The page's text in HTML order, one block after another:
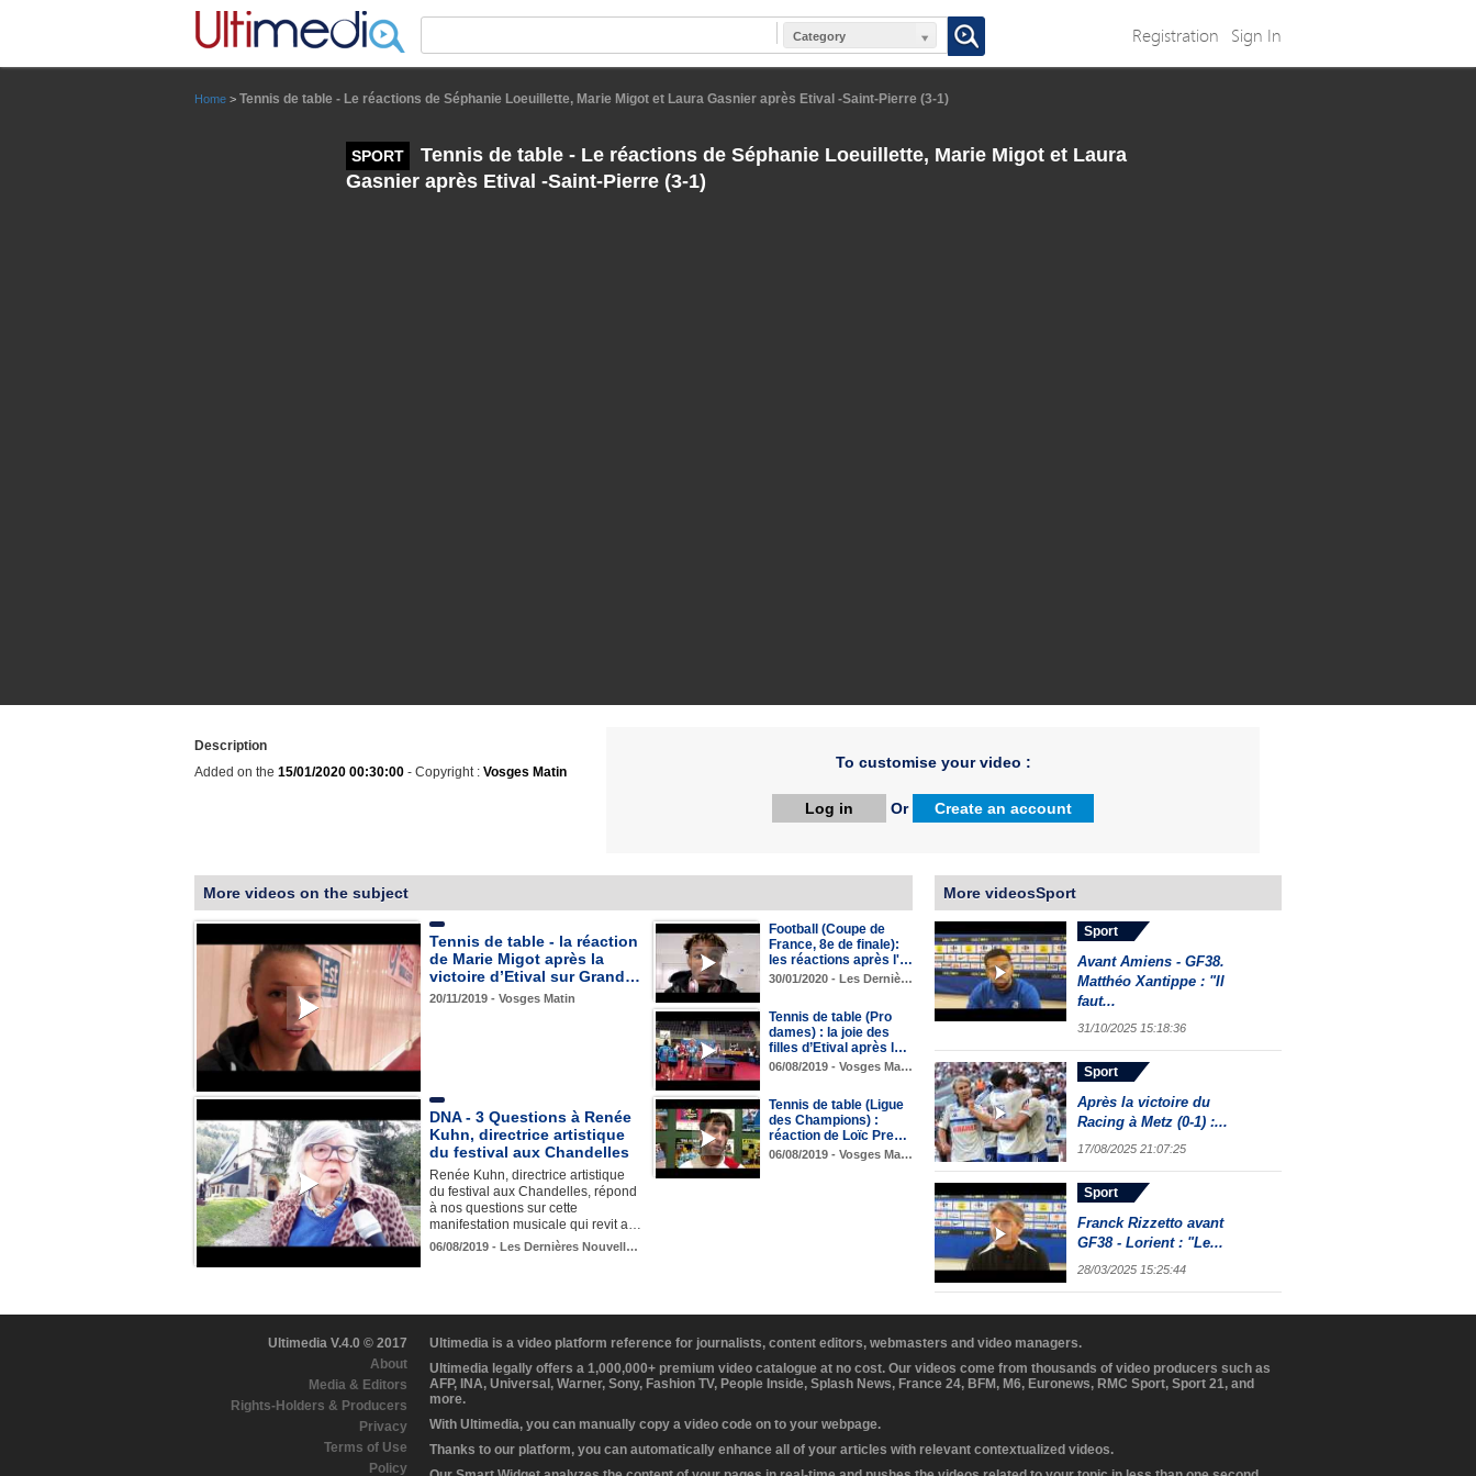
Category Registration Sign In
Home > Tennis de table - Le réactions de Séphanie Loeuillette, Marie Migot et Laura Gasnier après Etival -Saint-Pierre (3-1)
SPORT
Tennis de table - Le réactions de Séphanie Loeuillette, Marie Migot et Laura
Gasnier après Etival -Saint-Pierre (3-1)
Description
Added on the 15/01/2020 00:30:00 - Copyright : Vosges Matin
To customise your video :
Log in Or Create an account
More videos on the subject
Tennis de table - la réaction
de Marie Migot après la
victoire d’Etival sur Grand…
20/11/2019 - Vosges Matin
Football (Coupe de
France, 8e de finale):
les réactions après l'…
30/01/2020 - Les Derniè…
Tennis de table (Pro
dames) : la joie des
filles d’Etival après l…
06/08/2019 - Vosges Ma…
DNA - 3 Questions à Renée
Kuhn, directrice artistique
du festival aux Chandelles
Renée Kuhn, directrice artistique
du festival aux Chandelles, répond
à nos questions sur cette
manifestation musicale qui revit a…
06/08/2019 - Les Dernières Nouvell…
Tennis de table (Ligue
des Champions) :
réaction de Loïc Pre…
06/08/2019 - Vosges Ma…
More videosSport
Sport
Avant Amiens - GF38.
Matthéo Xantippe : "Il
faut...
31/10/2025 15:18:36
Sport
Après la victoire du
Racing à Metz (0-1) :...
17/08/2025 21:07:25
Sport
Franck Rizzetto avant
GF38 - Lorient : "Le...
28/03/2025 15:25:44
Ultimedia V.4.0 © 2017
About
Media & Editors
Rights-Holders & Producers
Privacy
Terms of Use
Policy
Ultimedia is a video platform reference for journalists, content editors, webmasters and video managers.
Ultimedia legally offers a 1,000,000+ premium video catalogue at no cost. Our videos come from thousands of video producers such as
AFP, INA, Universal, Warner, Sony, Fashion TV, People Inside, Splash News, France 24, BFM, M6, Euronews, RMC Sport, Sport 21, and
more.
With Ultimedia, you can manually copy a video code on to your webpage.
Thanks to our platform, you can automatically enhance all of your articles with relevant contextualized videos.